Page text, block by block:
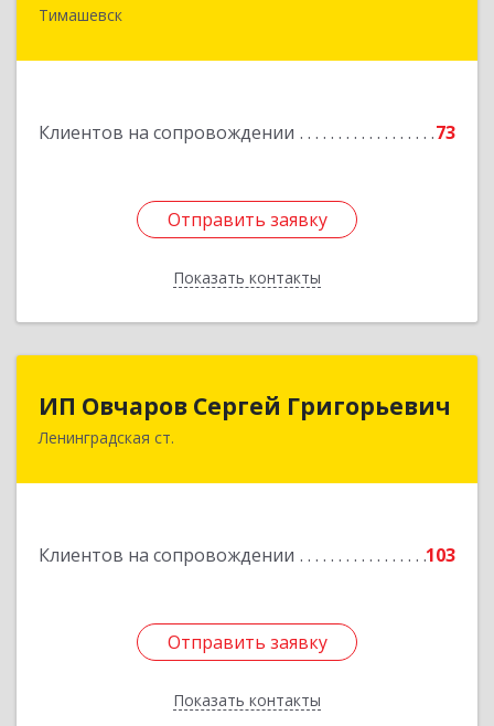
Тимашевск
Клиентов на сопровождении 73
Отправить заявку
Показать контакты
Краснодарский край, Тимашевский р-н,
Отправить заявку
Назад
ИП Овчаров Сергей Григорьевич
Ленинградская ст.
Клиентов на сопровождении 103
Отправить заявку
Показать контакты
ИП Овчаров Сергей Григорьевич
353740, Краснодарский край, Ленинградский р-
Подробнее
Отправить заявку
Назад